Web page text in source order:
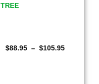
TREE
$88.95 – $105.95